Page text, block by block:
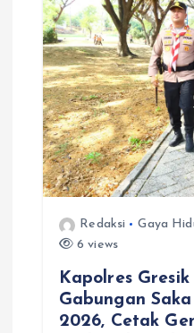
Redaksi Gaya
6 views
Kapolres
Gabungan
2026, Cetak